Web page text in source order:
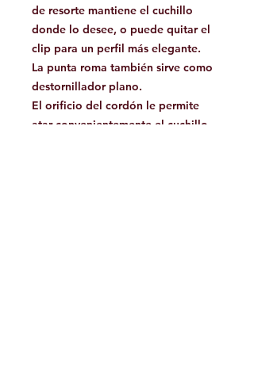
de resorte mantiene el cuchillo
donde lo desee, o puede quitar el
clip para un perfil más elegante.
La punta roma también sirve como
destornillador plano.
El orificio del cordón le permite
atar convenientemente el cuchillo